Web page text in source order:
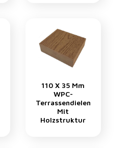
110 X 35 Mm
WPC-
Terrassendielen
Mit
Holzstruktur